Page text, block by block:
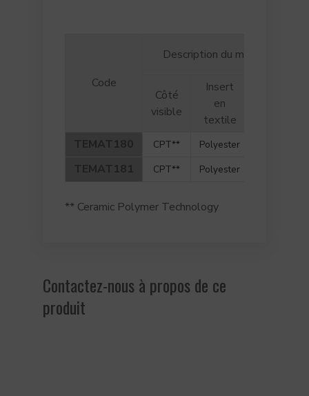
Code
Description du matériau
Côté
visible
Insert
en
textile
TEMAT180
CPT** Polyester
TEMAT181 CPT** Polyester
** Ceramic Polymer Technology
Contactez-nous à propos de ce
produit